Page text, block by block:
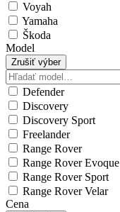
Voyah
Yamaha
Škoda
Model
Zrušiť výber
Defender
Discovery
Discovery Sport
Freelander
Range Rover
Range Rover Evoque
Range Rover Sport
Range Rover Velar
Cena